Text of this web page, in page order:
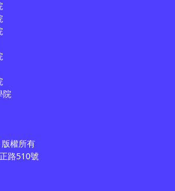
院
權所有
路510號